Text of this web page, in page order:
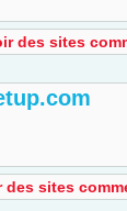
des sites
des sites